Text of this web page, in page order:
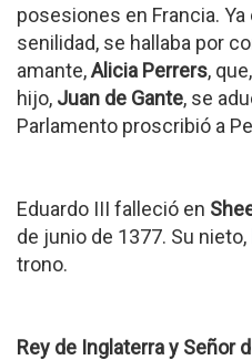
posesiones en Francia.
senilidad, se hallaba por
amante,Alicia Perrers,
hijo, Juan de Gante, se
Parlamento proscribió a
Eduardo III falleció en
de junio de 1377. Su nieto,
trono.
Rey de Inglaterra y Señor